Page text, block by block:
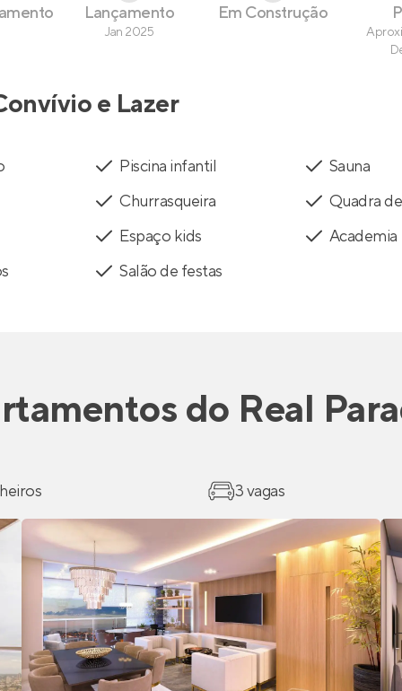
Lançamento
Jan 2025
Em Construção
e Lazer
Piscina infantil
Sauna
Churrasqueira
Quadra
Espaço kids
Academia
Salão de festas
do Real
3 vagas